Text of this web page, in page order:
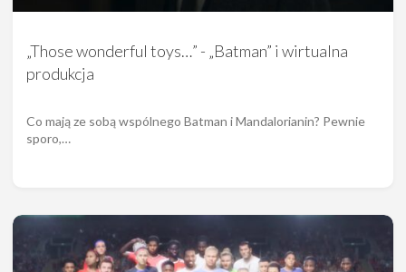
„Those wonderful toys…” - „Batman” i wirtualna
produkcja
Co mają ze sobą wspólnego Batman i Mandalorianin? Pewnie
sporo,…